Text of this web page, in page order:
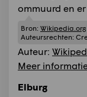
ommuurd en
Bron: Wikipedia.org
Auteursrechten:
Auteur:
Meer
Elburg